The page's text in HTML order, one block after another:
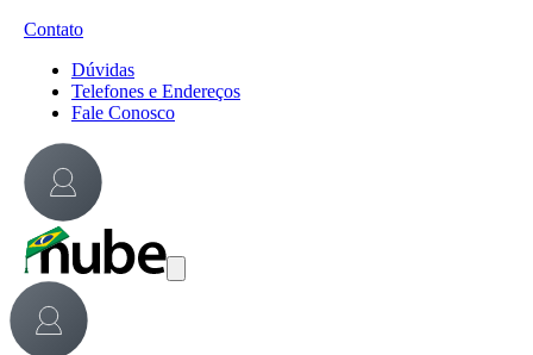
Contato
Dúvidas
Telefones e Endereços
Fale Conosco